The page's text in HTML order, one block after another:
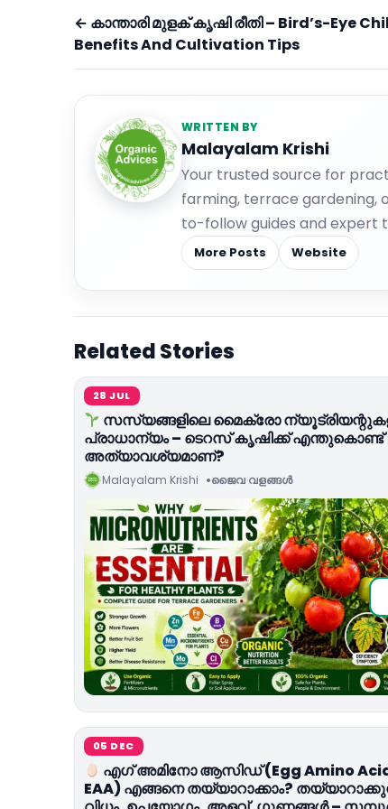
← കാന്താരി മുളക് കൃഷി രീതി – Bird’s-Eye
Benefits And Cultivation Tips
WRITTEN BY
Malayalam Krishi
Your trusted source for
farming, terrace gardening,
to-follow guides and expert
More Posts Website
Related Stories
28 JUL
സസ്യങ്ങളിലെ മൈക്രോ
പ്രാധാന്യം – ടെറസ് കൃഷിക്ക് എന്തുകൊണ്ട്
അത്യാവശ്യമാണ്?
Malayalam Krishi ജൈവ വളങ്ങള്‍
05 DEC
എഗ് അമിനോ ആസിഡ് (Egg Amino
EAA) എങ്ങനെ തയ്യാറാക്കാം?